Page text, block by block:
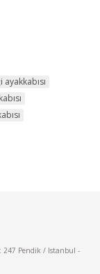
247 Pendik / Istanbul -